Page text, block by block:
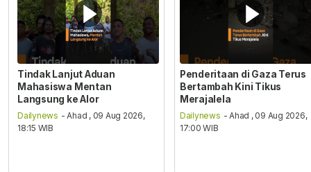
Tindak Lanjut Aduan
Mahasiswa Mentan
Langsung ke Alor
Dailynews - Ahad , 09 Aug 2026,
18:15 WIB
Penderitaan di Gaza Terus
Bertambah Kini Tikus
Merajalela
Dailynews - Ahad , 09 Aug 2026,
17:00 WIB